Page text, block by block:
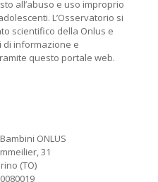
all’abuso e uso improprio
L’Osservatorio si
scientifico della Onlus e
di informazione e
questo portale web.
ONLUS
31
(TO)